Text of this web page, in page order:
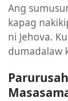
Ang
kapag
ni Jehova.
dumadalaw